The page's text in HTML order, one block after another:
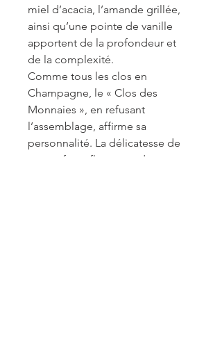
miel d’acacia, l’amande grillée,
ainsi qu’une pointe de vanille
apportent de la profondeur et
de la complexité.
Comme tous les clos en
Champagne, le « Clos des
Monnaies », en refusant
l’assemblage, affirme sa
personnalité. La délicatesse de
ses parfums floraux et de son «